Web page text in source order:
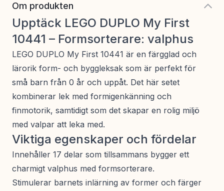
Om produkten
Upptäck LEGO DUPLO My First
10441 – Formsorterare: valphus
LEGO DUPLO My First 10441 är en färgglad och
lärorik form- och byggleksak som är perfekt för
små barn från 0 år och uppåt. Det här setet
kombinerar lek med formigenkänning och
finmotorik, samtidigt som det skapar en rolig miljö
med valpar att leka med.
Viktiga egenskaper och fördelar
Innehåller 17 delar som tillsammans bygger ett
charmigt valphus med formsorterare.
Stimulerar barnets inlärning av former och färger